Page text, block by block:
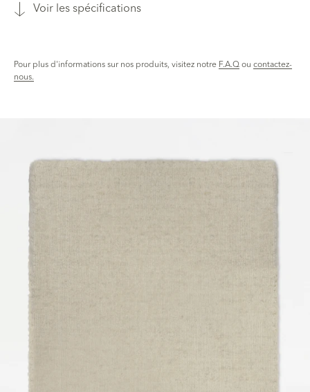
Voir les spécifications
Pour plus d'informations sur nos produits, visitez notre F.A.Q ou contactez-
nous.